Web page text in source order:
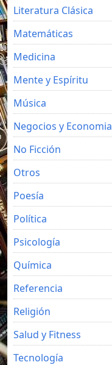
Literatura Clásica
Matemáticas
Medicina
Mente y Espíritu
Música
Negocios y Economia
No Ficción
Otros
Poesía
Política
Psicología
Química
Referencia
Religión
Salud y Fitness
Tecnología